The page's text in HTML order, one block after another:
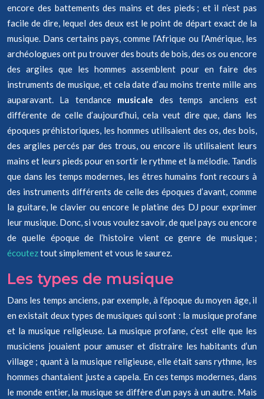
encore des battements des mains et des pieds ; et il n’est pas
facile de dire, lequel des deux est le point de départ exact de la
musique. Dans certains pays, comme l’Afrique ou l’Amérique, les
archéologues ont pu trouver des bouts de bois, des os ou encore
des argiles que les hommes assemblent pour en faire des
instruments de musique, et cela date d’au moins trente mille ans
auparavant. La tendance musicale des temps anciens est
différente de celle d’aujourd’hui, cela veut dire que, dans les
époques préhistoriques, les hommes utilisaient des os, des bois,
des argiles percés par des trous, ou encore ils utilisaient leurs
mains et leurs pieds pour en sortir le rythme et la mélodie. Tandis
que dans les temps modernes, les êtres humains font recours à
des instruments différents de celle des époques d’avant, comme
la guitare, le clavier ou encore le platine des DJ pour exprimer
leur musique. Donc, si vous voulez savoir, de quel pays ou encore
de quelle époque de l’histoire vient ce genre de musique ;
écouteztout simplement et vous le saurez.
Les types de musique
Dans les temps anciens, par exemple, à l’époque du moyen âge, il
en existait deux types de musiques qui sont : la musique profane
et la musique religieuse. La musique profane, c’est elle que les
musiciens jouaient pour amuser et distraire les habitants d’un
village ; quant à la musique religieuse, elle était sans rythme, les
hommes chantaient juste a capela. En ces temps modernes, dans
le monde entier, la musique se diffère d’un pays à un autre. Mais